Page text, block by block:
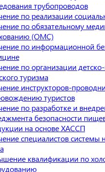
трубопроводов
по реализации
по обязательному
(ОМС)
по информационной
по организации
туризма
инструкторов-
туристов
по разработке и
безопасности
на основе ХАССП
специалистов системы
квалификации по